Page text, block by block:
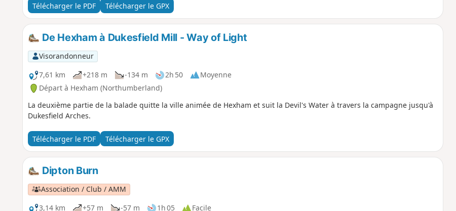
Télécharger le PDF Télécharger le GPX
De Hexham à Dukesfield Mill - Way of Light
Visorandonneur
7,61 km
+218 m -134 m 2h 50
Moyenne
Départ à Hexham (Northumberland)
La deuxième partie de la balade quitte la ville animée de Hexham et suit la Devil's Water à travers la campagne jusqu'à
Dukesfield Arches.
Télécharger le PDF Télécharger le GPX
Dipton Burn
Association / Club / AMM
3,14 km
+57 m -57 m 1h 05 Facile